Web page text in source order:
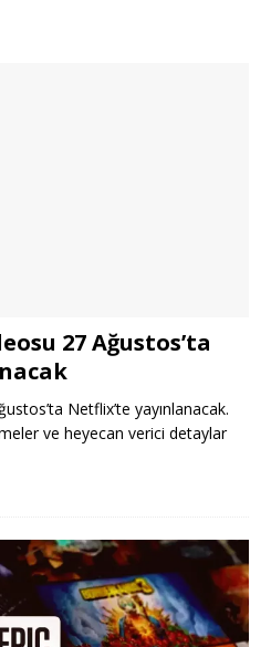
27 Ağustos’ta
Netflix’te yayınlanacak.
ve heyecan verici detaylar